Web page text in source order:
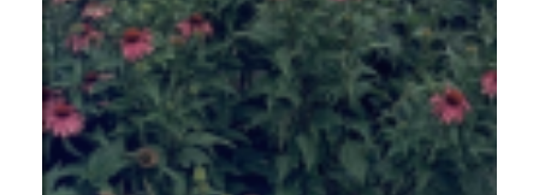
Rode zonnehoed